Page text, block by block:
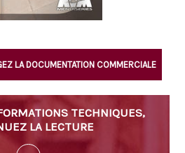
LA FICHE TECHNIQUE
LA DOCUMENTATION COMMERCIALE
TECHNIQUES,
LA LECTURE